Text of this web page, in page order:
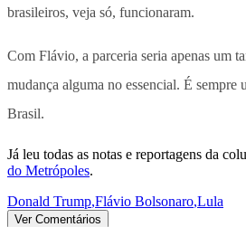
brasileiros, veja só, funcionaram.
Com Flávio, a parceria seria apenas um
mudança alguma no essencial. É sempre
Brasil.
Já leu todas as notas e reportagens da
do Metrópoles.
Donald Trump,Flávio Bolsonaro,Lula
Ver Comentários